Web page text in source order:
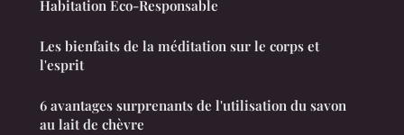
Habitation Éco-Responsable
Les bienfaits de la méditation sur le corps et
l'esprit
6 avantages surprenants de l'utilisation du savon
au lait de chèvre